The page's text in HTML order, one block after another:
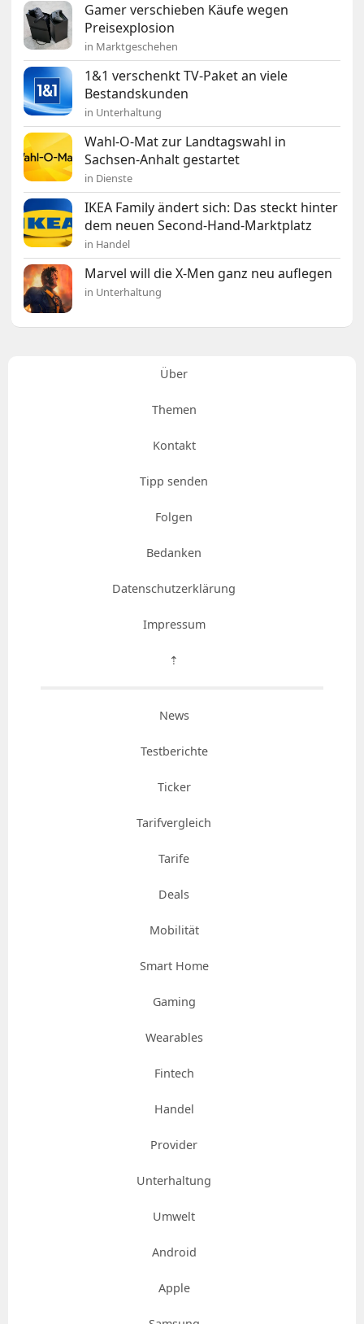
Gamer verschieben Käufe wegen
Preisexplosion
in Marktgeschehen
1&1 verschenkt TV-Paket an viele
Bestandskunden
in Unterhaltung
Wahl-O-Mat zur Landtagswahl in
Sachsen-Anhalt gestartet
in Dienste
IKEA Family ändert sich: Das steckt hinter
dem neuen Second-Hand-Marktplatz
in Handel
Marvel will die X-Men ganz neu auflegen
in Unterhaltung
Über
Themen
Kontakt
Tipp senden
Folgen
Bedanken
Datenschutzerklärung
Impressum
⇡
News
Testberichte
Ticker
Tarifvergleich
Tarife
Deals
Mobilität
Smart Home
Gaming
Wearables
Fintech
Handel
Provider
Unterhaltung
Umwelt
Android
Apple